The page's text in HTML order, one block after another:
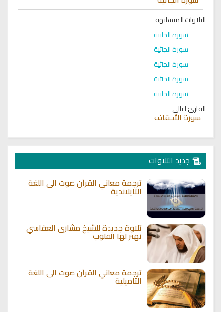
التلاوات المتشابهة
سورة الجاثية
سورة الجاثية
سورة الجاثية
سورة الجاثية
سورة الجاثية
القارئ التالي
سورة الأحقاف
جديد التلاوات
ترجمة معاني القرآن صوت الى اللغة
التايلاندية
تلاوة جديدة للشيخ مشاري العفاسي
تهتز لها القلوب
ترجمة معاني القرآن صوت الى اللغة
التاميلية